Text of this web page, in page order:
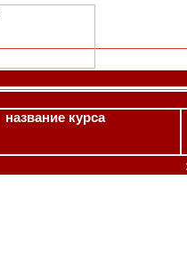
название курса